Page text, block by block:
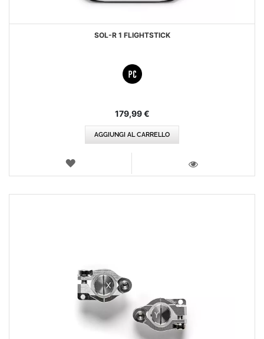
SOL-R 1 FLIGHTSTICK
179,99 €
AGGIUNGI AL CARRELLO
LISTA